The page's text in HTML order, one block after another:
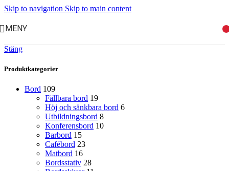
Skip to navigation Skip to main content
MENY
Stäng
Produktkategorier
Bord 109
Fällbara bord 19
Höj och sänkbara bord 6
Utbildningsbord 8
Konferensbord 10
Barbord 15
Cafébord 23
Matbord 16
Bordsstativ 28